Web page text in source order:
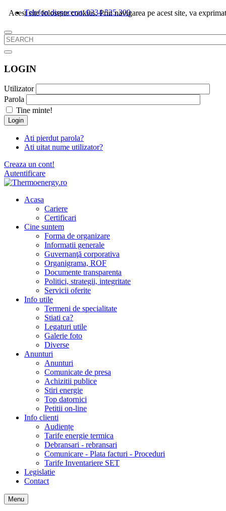
Telefon dispecerat: 0234.525.300
LOGIN
Utilizator
Parola
Tine minte!
Login
Ati pierdut parola?
Ati uitat nume utilizator?
Creaza un cont!
Autentificare
Acasa
Cariere
Certificari
Cine suntem
Forma de organizare
Informatii generale
Guvernanţă corporativa
Organigrama, ROF
Documente transparenta
Politici, strategii, integritate
Servicii oferite
Info utile
Termeni de specialitate
Stiati ca?
Legaturi utile
Galerie foto
Diverse
Anunturi
Anunturi
Comunicate de presa
Achizitii publice
Stiri energie
Top datornici
Petitii on-line
Info clienti
Audiențe
Tarife energie termica
Debransari - rebransari
Comunicare - Plata facturi - Proceduri
Tarife Inventariere SET
Legislatie
Contact
Menu
Acest site foloseste cookies. Prin navigarea pe acest site, va